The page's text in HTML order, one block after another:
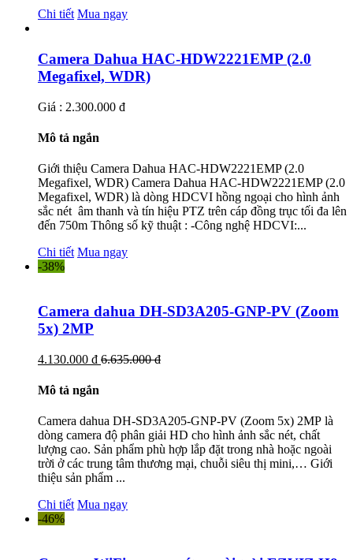
Chi tiết Mua ngay
Camera Dahua HAC-HDW2221EMP (2.0
Megafixel, WDR)
Giá : 2.300.000 đ
Mô tả ngắn
Giới thiệu Camera Dahua HAC-HDW2221EMP (2.0
Megafixel, WDR) Camera Dahua HAC-HDW2221EMP (2.0
Megafixel, WDR) là dòng HDCVI hồng ngoại cho hình ảnh
sắc nét âm thanh và tín hiệu PTZ trên cáp đồng trục tối đa lên
đến 750m Thông số kỹ thuật : -Công nghệ HDCVI:...
Chi tiết Mua ngay
-38%
Camera dahua DH-SD3A205-GNP-PV (Zoom
5x) 2MP
4.130.000 đ 6.635.000 đ
Mô tả ngắn
Camera dahua DH-SD3A205-GNP-PV (Zoom 5x) 2MP là
dòng camera độ phân giải HD cho hình ảnh sắc nét, chất
lượng cao. Sản phẩm phù hợp lắp đặt trong nhà hoặc ngoài
trời ở các trung tâm thương mại, chuỗi siêu thị mini,… Giới
thiệu sản phẩm ...
Chi tiết Mua ngay
-46%